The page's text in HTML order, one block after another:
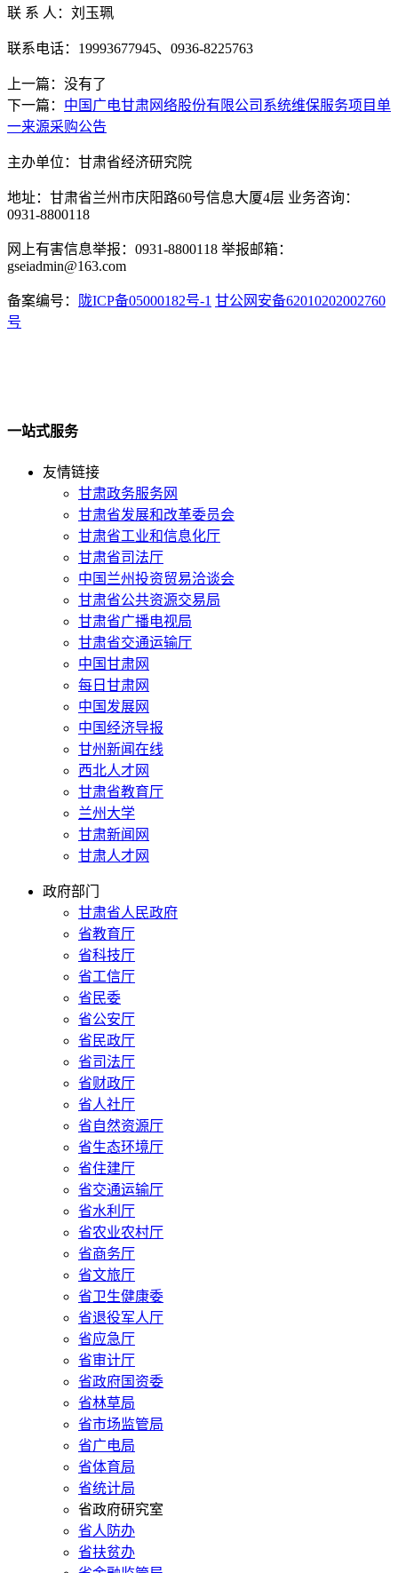
联 系 人：刘玉珮
联系电话： 19993677945、0936-8225763
上一篇：没有了
下一篇： 中国广电甘肃网络股份有限公司系统维保服务项目单
一来源采购公告
主办单位：甘肃省经济研究院
地址：甘肃省兰州市庆阳路60号信息大厦4层 业务咨询：
0931-8800118
网上有害信息举报：0931-8800118 举报邮箱：
gseiadmin@163.com
备案编号： 陇ICP备05000182号-1 甘公网安备62010202002760
号
一站式服务
友情链接
甘肃政务服务网
甘肃省发展和改革委员会
甘肃省工业和信息化厅
甘肃省司法厅
中国兰州投资贸易洽谈会
甘肃省公共资源交易局
甘肃省广播电视局
甘肃省交通运输厅
中国甘肃网
每日甘肃网
中国发展网
中国经济导报
甘州新闻在线
西北人才网
甘肃省教育厅
兰州大学
甘肃新闻网
甘肃人才网
政府部门
甘肃省人民政府
省教育厅
省科技厅
省工信厅
省民委
省公安厅
省民政厅
省司法厅
省财政厅
省人社厅
省自然资源厅
省生态环境厅
省住建厅
省交通运输厅
省水利厅
省农业农村厅
省商务厅
省文旅厅
省卫生健康委
省退役军人厅
省应急厅
省审计厅
省政府国资委
省林草局
省市场监管局
省广电局
省体育局
省统计局
省政府研究室
省人防办
省扶贫办